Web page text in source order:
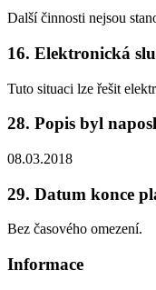
Další činnosti nejsou
16. Elektronická
Tuto situaci lze řešit
28. Popis byl
08.03.2018
29. Datum konce
Bez časového omezení.
Informace